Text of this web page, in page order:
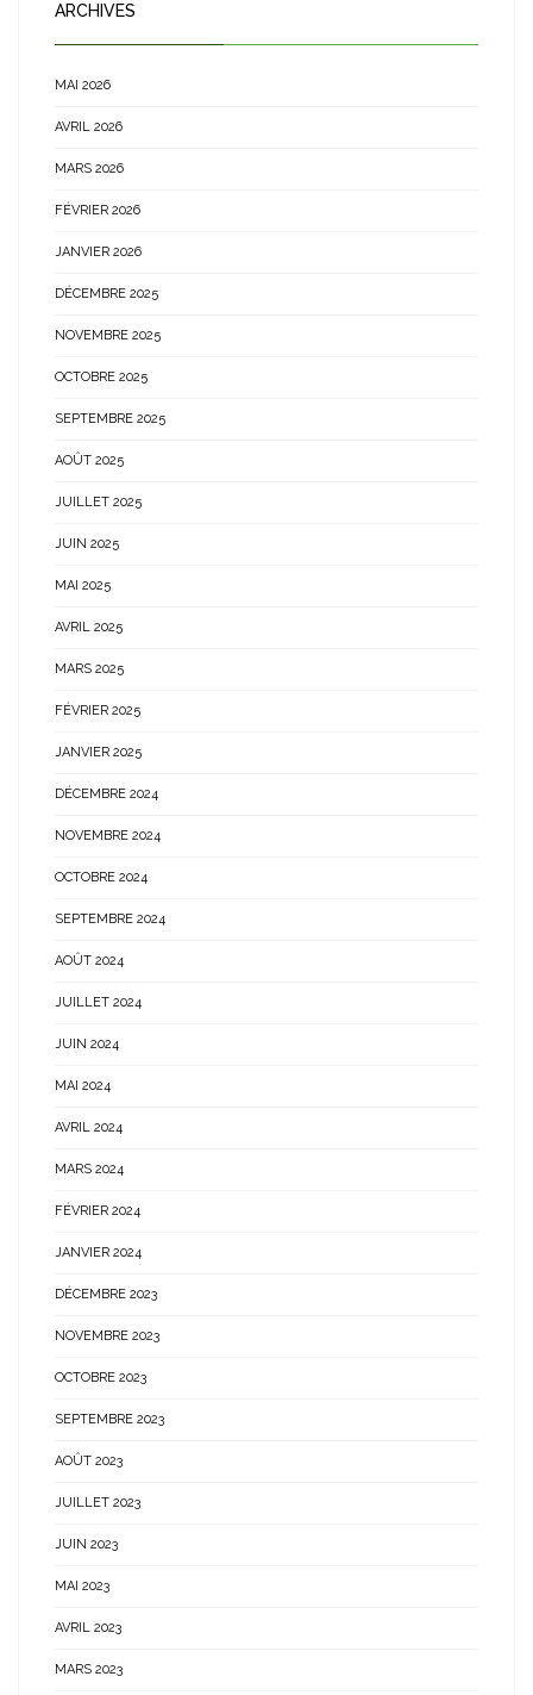
ARCHIVES
MAI 2026
AVRIL 2026
MARS 2026
FÉVRIER 2026
JANVIER 2026
DÉCEMBRE 2025
NOVEMBRE 2025
OCTOBRE 2025
SEPTEMBRE 2025
AOÛT 2025
JUILLET 2025
JUIN 2025
MAI 2025
AVRIL 2025
MARS 2025
FÉVRIER 2025
JANVIER 2025
DÉCEMBRE 2024
NOVEMBRE 2024
OCTOBRE 2024
SEPTEMBRE 2024
AOÛT 2024
JUILLET 2024
JUIN 2024
MAI 2024
AVRIL 2024
MARS 2024
FÉVRIER 2024
JANVIER 2024
DÉCEMBRE 2023
NOVEMBRE 2023
OCTOBRE 2023
SEPTEMBRE 2023
AOÛT 2023
JUILLET 2023
JUIN 2023
MAI 2023
AVRIL 2023
MARS 2023